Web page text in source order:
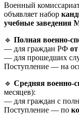
Военный
объявляет набор
учебные заведения
🔹 Полная военно-
— для граждан РФ
— для прошедших
Поступление — на
🔹 Средняя военно-
месяцев):
— для граждан с
Поступление — по